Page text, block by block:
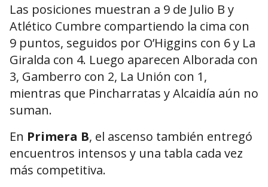
Las posiciones muestran a 9 de Julio B y
Atlético Cumbre compartiendo la cima con
9 puntos, seguidos por O’Higgins con 6 y La
Giralda con 4. Luego aparecen Alborada con
3, Gamberro con 2, La Unión con 1,
mientras que Pincharratas y Alcaidía aún no
suman.
En Primera B, el ascenso también entregó
encuentros intensos y una tabla cada vez
más competitiva.